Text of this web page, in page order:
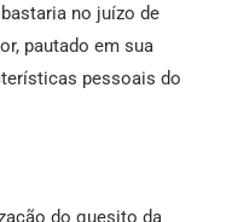
no juízo de
pautado em sua
pessoais do
do quesito da